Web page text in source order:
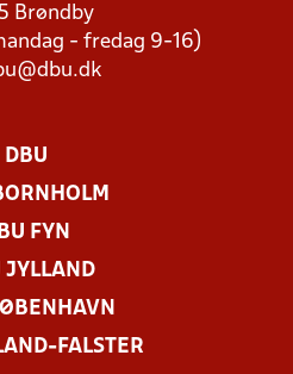
Brøndby
- fredag 9-16)
DBU
FYN
JYLLAND
FALSTER